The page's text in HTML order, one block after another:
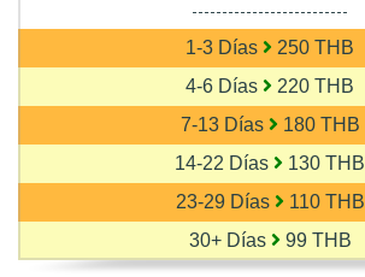
--------------------------
1-3 Días
250 THB
4-6 Días
220 THB
7-13 Días
180 THB
14-22 Días
130 THB
23-29 Días
110 THB
30+ Días
99 THB